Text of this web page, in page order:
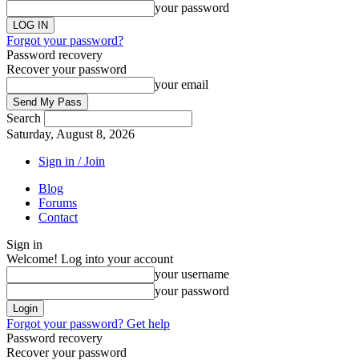
your password
Forgot your password?
Password recovery
Recover your password
your email
Search
Saturday, August 8, 2026
Sign in / Join
Blog
Forums
Contact
Sign in
Welcome! Log into your account
your username
your password
Forgot your password? Get help
Password recovery
Recover your password